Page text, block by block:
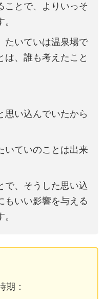
ことで、よりいっそ
たいていは温泉場で
は、誰も考えたこと
思い込んでいたから
いていのことは出来
で、そうした思い込
もいい影響を与える
期：